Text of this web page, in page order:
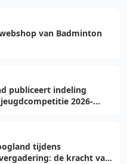
van Badminton
publiceert indeling
2026-
tijdens
de kracht van